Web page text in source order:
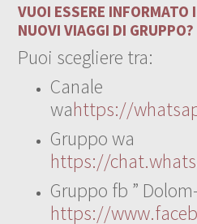
VUOI ESSERE INFORMATO
NUOVI VIAGGI DI GRUPPO?
Puoi scegliere tra:
Canale
wahttps://
Gruppo wa
https://
Gruppo fb ”
https://